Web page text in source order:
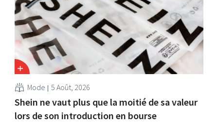
Mode 5 Août, 2026
Shein ne vaut plus que la moitié de sa valeur
lors de son introduction en bourse